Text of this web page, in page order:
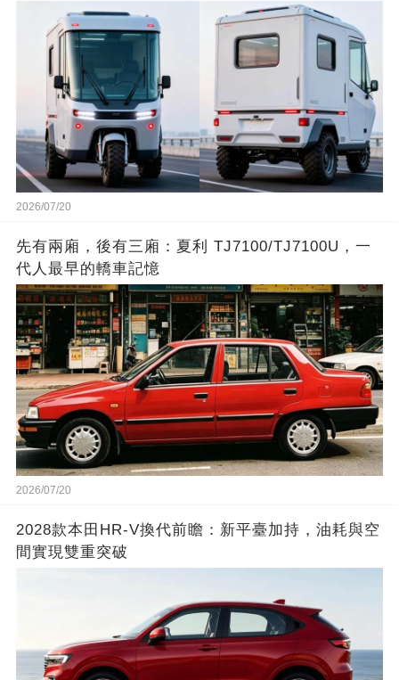
2026/07/20
先有兩廂，後有三廂：夏利 TJ7100/TJ7100U，一
代人最早的轎車記憶
2026/07/20
2028款本田HR-V換代前瞻：新平臺加持，油耗與空
間實現雙重突破